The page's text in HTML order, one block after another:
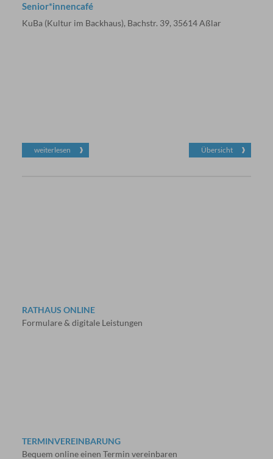
Senior*innencafé
KuBa (Kultur im Backhaus), Bachstr. 39, 35614 Aßlar
Übersicht
weiterlesen
RATHAUS ONLINE
Formulare & digitale Leistungen
TERMINVEREINBARUNG
Bequem online einen Termin vereinbaren